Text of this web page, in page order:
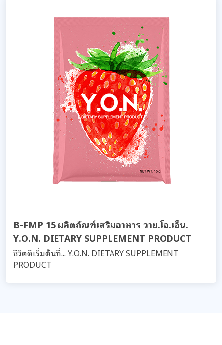
B-FMP 15 ผลิตภัณฑ์เสริมอาหาร วาย.โอ.เอ็น.
Y.O.N. DIETARY SUPPLEMENT PRODUCT
ชีวิตดีเริ่มต้นที่... Y.O.N. DIETARY SUPPLEMENT
PRODUCT